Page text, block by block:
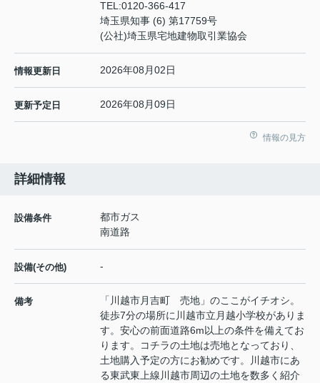
TEL:0120-366-417
埼玉県知事 (6) 第17759号
(公社)埼玉県宅地建物取引業協会
情報更新日 2026年08月02日
更新予定日 2026年08月09日
情報の見方
詳細情報
設備条件
都市ガス
南道路
設備(その他) -
備考
「川越市月吉町 売地」のここがイチオシ。
徒歩7分の場所に川越市立月越小学校がありま
す。安心の前面道路6m以上の条件を備えてお
ります。コチラの土地は売地となっており、
土地購入予定の方にお勧めです。川越市にあ
る東武東上線川越市周辺の土地を数多く紹介